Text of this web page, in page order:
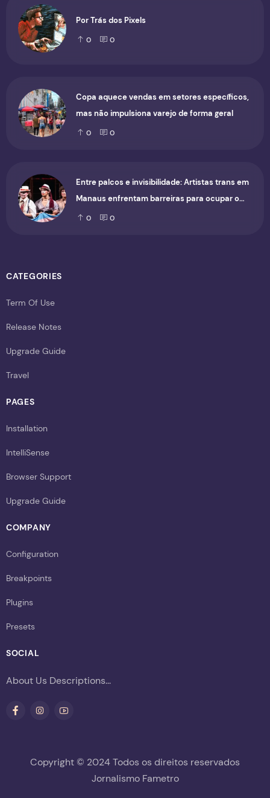
Por Trás dos Pixels
0 0
Copa aquece vendas em setores específicos,
mas não impulsiona varejo de forma geral
0 0
Entre palcos e invisibilidade: Artistas trans em
Manaus enfrentam barreiras para ocupar o
cenário cultural
0 0
CATEGORIES
Term Of Use
Release Notes
Upgrade Guide
Travel
PAGES
Installation
IntelliSense
Browser Support
Upgrade Guide
COMPANY
Configuration
Breakpoints
Plugins
Presets
SOCIAL
About Us Descriptions...
Copyright © 2024 Todos os direitos reservados
Jornalismo Fametro